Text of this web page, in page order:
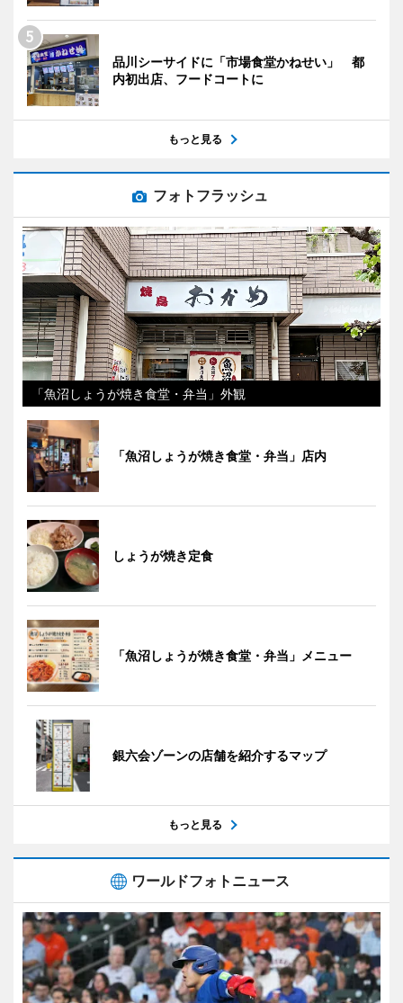
品川シーサイドに「市場食堂かねせい」 都
内初出店、フードコートに
もっと見る
フォトフラッシュ
「魚沼しょうが焼き食堂・弁当」外観
「魚沼しょうが焼き食堂・弁当」店内
しょうが焼き定食
「魚沼しょうが焼き食堂・弁当」メニュー
銀六会ゾーンの店舗を紹介するマップ
もっと見る
ワールドフォトニュース